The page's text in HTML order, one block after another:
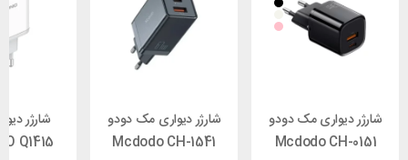
شارژر دیواری مک دودو
Mcdodo CH-0151
شارژر دیواری مک دودو
Mcdodo CH-1541
شارژر